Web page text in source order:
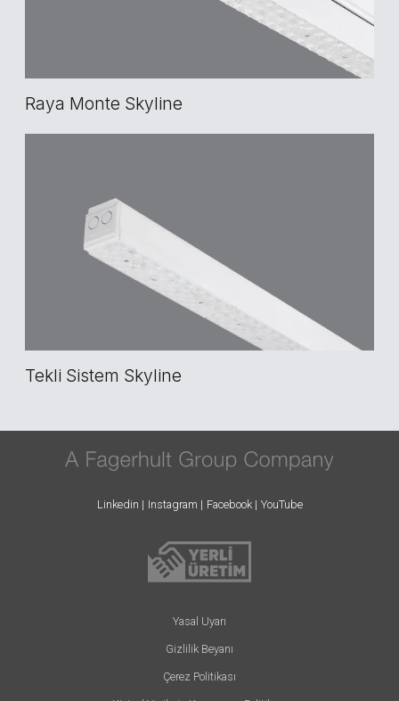
Raya Monte Skyline
Tekli Sistem Skyline
Linkedin Instagram Facebook YouTube
Yasal Uyarı
Gizlilik Beyanı
Çerez Politikası